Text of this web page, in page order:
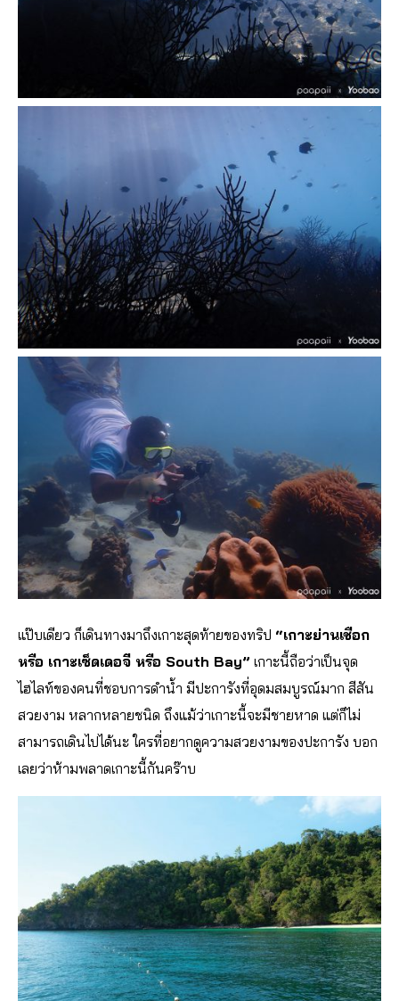
แป๊บเดียว ก็เดินทางมาถึงเกาะสุดท้ายของทริป “เกาะย่านเชือก
หรือ เกาะเซ็ดเดอจี หรือ South Bay” เกาะนี้ถือว่าเป็นจุด
ไฮไลท์ของคนที่ชอบการดำน้ำ มีปะการังที่อุดมสมบูรณ์มาก สีสัน
สวยงาม หลากหลายชนิด ถึงแม้ว่าเกาะนี้จะมีชายหาด แต่ก็ไม่
สามารถเดินไปได้นะ ใครที่อยากดูความสวยงามของปะการัง บอก
เลยว่าห้ามพลาดเกาะนี้กันคร๊าบ